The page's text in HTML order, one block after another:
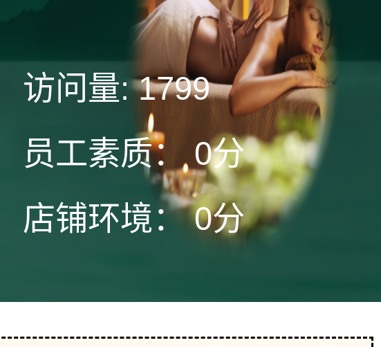
访问量: 1799
员工素质： 0分
店铺环境： 0分